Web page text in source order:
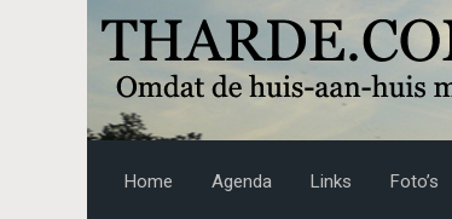
Skip to main content
Home Agenda Links Foto’s